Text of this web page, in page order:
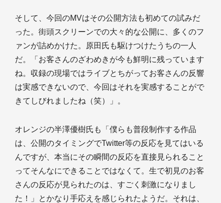
そして、今回のMVはその公開方法も初めての試みだ
った。街頭スクリーンでの大々的な公開に、多くのフ
ァンが詰めかけた。原田氏も駆けつけたうちの一人
だ。「お客さんのざわめきが今も鮮明に残っています
ね。収録の現場ではライブとちがってお客さんの反響
は実感できないので、今回はそれを実感することがで
きてしびれましたね（笑）」。
オレンジの半澤優樹氏も「僕らも普段制作する作品
は、公開のタイミングでTwitter等の反応を見てはいる
んですが、本当にその瞬間の反応を直接見られること
ってそんなにできることではなくて。生で初見のお客
さんの反応が見られたのは、すごく刺激になりまし
た！」とかなり手応えを感じられたようだ。それは、